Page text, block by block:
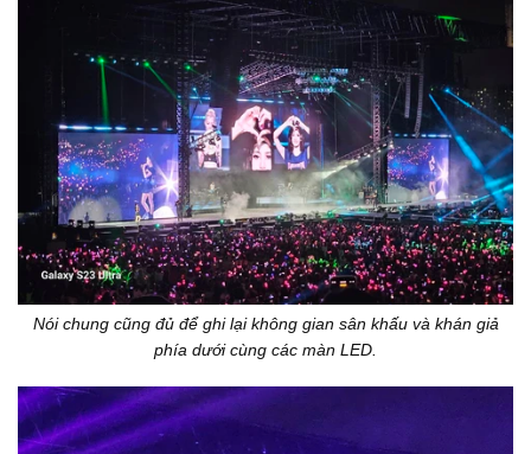
Nói chung cũng đủ để ghi lại không gian sân khấu và khán giả
phía dưới cùng các màn LED.